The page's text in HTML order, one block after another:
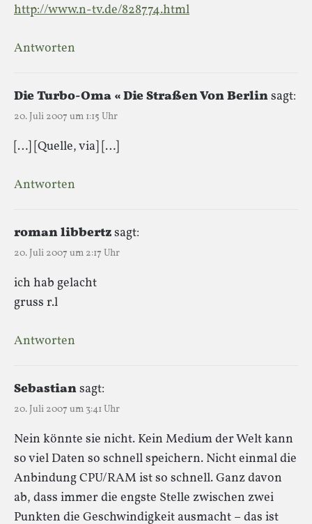
http://www.n-tv.de/828774.html
Antworten
Die Turbo-Oma « Die Straßen Von Berlinsagt:
20. Juli 2007 um 1:15 Uhr
[…] [Quelle, via] […]
Antworten
roman libbertzsagt:
20. Juli 2007 um 2:17 Uhr
ich hab gelacht
gruss r.l
Antworten
Sebastiansagt:
20. Juli 2007 um 3:41 Uhr
Nein könnte sie nicht. Kein Medium der Welt kann
so viel Daten so schnell speichern. Nicht einmal die
Anbindung CPU/RAM ist so schnell. Ganz davon
ab, dass immer die engste Stelle zwischen zwei
Punkten die Geschwindigkeit ausmacht – das ist